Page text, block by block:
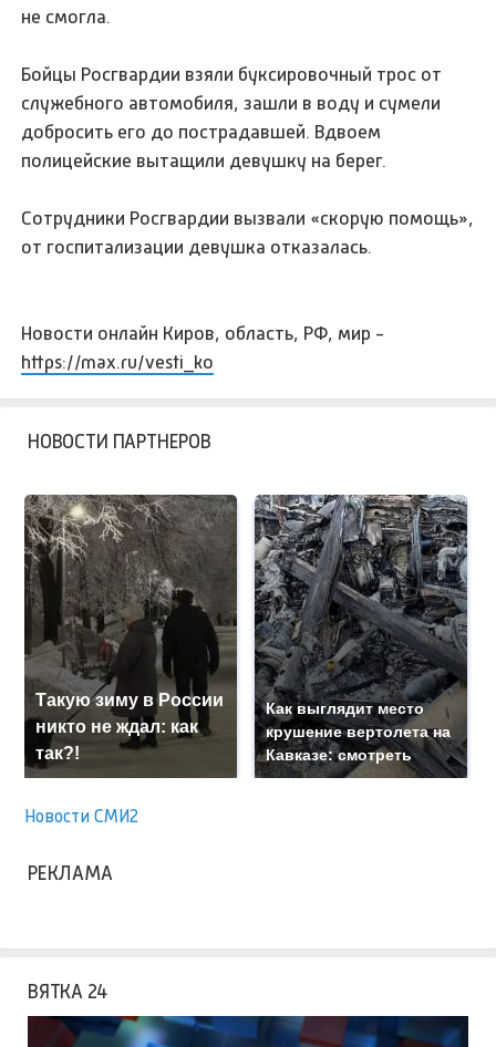
не смогла.
Бойцы Росгвардии взяли буксировочный трос от
служебного автомобиля, зашли в воду и сумели
добросить его до пострадавшей. Вдвоем
полицейские вытащили девушку на берег.
Сотрудники Росгвардии вызвали «скорую помощь»,
от госпитализации девушка отказалась.
Новости онлайн Киров, область, РФ, мир -
https://max.ru/vesti_ko
НОВОСТИ ПАРТНЕРОВ
Такую зиму в России
никто не ждал: как
так?!
Как выглядит место
крушение вертолета на
Кавказе: смотреть
Новости СМИ2
РЕКЛАМА
ВЯТКА 24